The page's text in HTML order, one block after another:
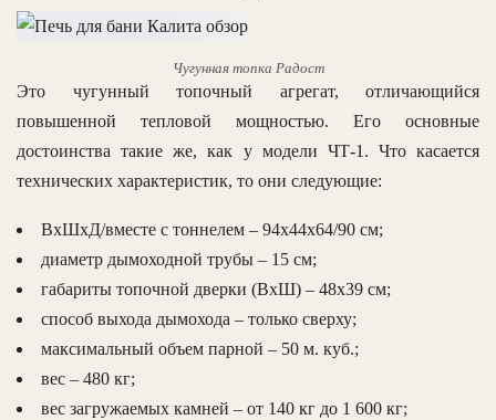
Чугунная топка Радост
Это чугунный топочный агрегат, отличающийся
повышенной тепловой мощностью. Его основные
достоинства такие же, как у модели ЧТ-1. Что касается
технических характеристик, то они следующие:
ВхШхД/вместе с тоннелем – 94х44х64/90 см;
диаметр дымоходной трубы – 15 см;
габариты топочной дверки (ВхШ) – 48х39 см;
способ выхода дымохода – только сверху;
максимальный объем парной – 50 м. куб.;
вес – 480 кг;
вес загружаемых камней – от 140 кг до 1 600 кг;